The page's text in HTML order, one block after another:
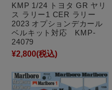
KMP 1/24 トヨタ GR ヤリ
ス ラリー1 CER ラリー
2023 オプションデカール
ベルキット対応 KMP-
24079
¥2,800(税込)